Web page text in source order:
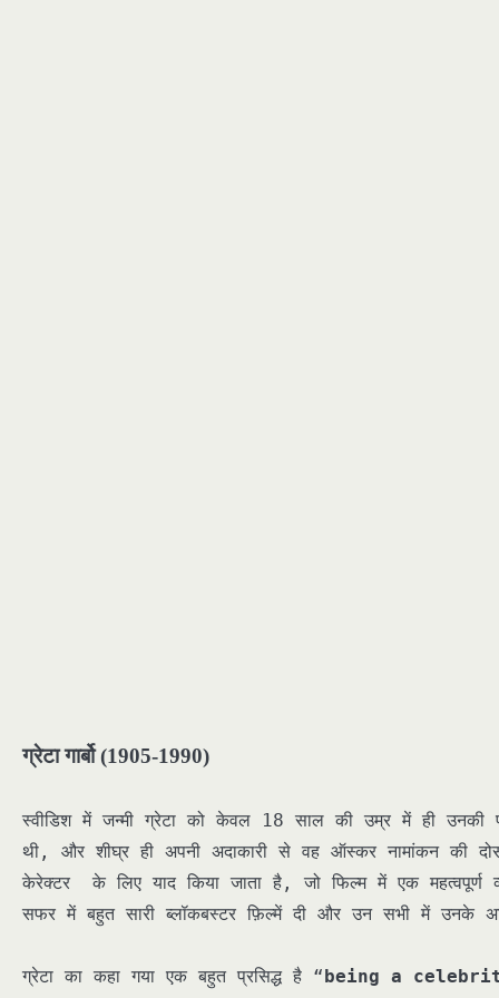
ग्रेटा गार्बो (1905-1990)
स्वीडिश में जन्मी ग्रेटा को केवल 18 साल की उम्र में ही
थी, और शीघ्र ही अपनी अदाकारी से वह ऑस्कर नामांकन की
केरेक्टर के लिए याद किया जाता है, जो फिल्म में एक महत्वपूर्ण
सफर में बहुत सारी ब्लॉकबस्टर फ़िल्में दी और उन सभी में उनके
ग्रेटा का कहा गया एक बहुत प्रसिद्ध है “ being a